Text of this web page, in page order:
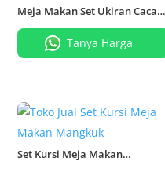
Meja Makan Set Ukiran Cacah
Tanya Harga
Set Kursi Meja Makan